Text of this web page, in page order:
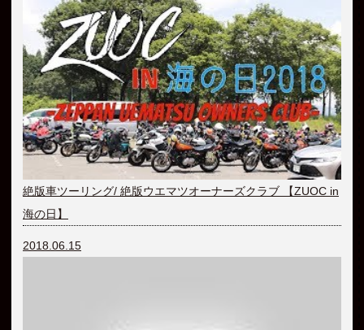
絶版車ツーリング/ 絶版ウエマツオーナーズクラブ 【ZUOC in
海の日】
2018.06.15